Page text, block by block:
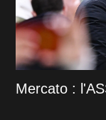
Mercato :